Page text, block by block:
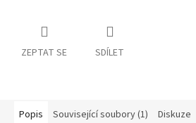
ZEPTAT SE SDÍLET
Popis Související soubory (1) Diskuze